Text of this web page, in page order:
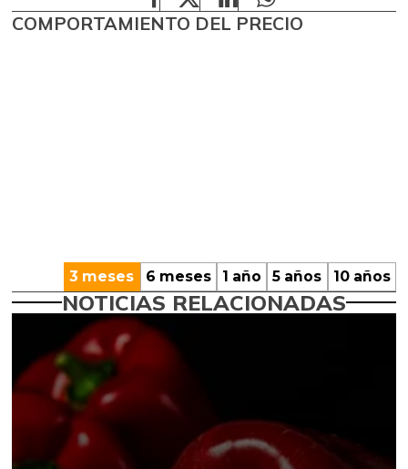
COMPORTAMIENTO DEL PRECIO
3 meses 6 meses 1 año 5 años 10 años
NOTICIAS RELACIONADAS